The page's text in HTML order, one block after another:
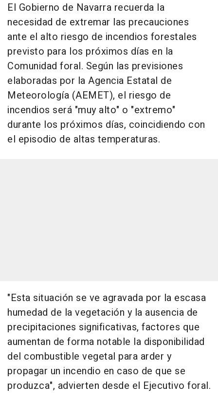
El Gobierno de Navarra recuerda la
necesidad de extremar las precauciones
ante el alto riesgo de incendios forestales
previsto para los próximos días en la
Comunidad foral. Según las previsiones
elaboradas por la Agencia Estatal de
Meteorología (AEMET), el riesgo de
incendios será "muy alto" o "extremo"
durante los próximos días, coincidiendo con
el episodio de altas temperaturas.
"Esta situación se ve agravada por la escasa
humedad de la vegetación y la ausencia de
precipitaciones significativas, factores que
aumentan de forma notable la disponibilidad
del combustible vegetal para arder y
propagar un incendio en caso de que se
produzca", advierten desde el Ejecutivo foral.